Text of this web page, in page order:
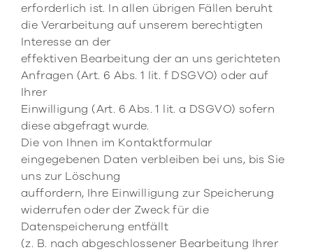
erforderlich ist. In allen übrigen Fällen beruht
die Verarbeitung auf unserem berechtigten
Interesse an der
effektiven Bearbeitung der an uns gerichteten
Anfragen (Art. 6 Abs. 1 lit. f DSGVO) oder auf
Ihrer
Einwilligung (Art. 6 Abs. 1 lit. a DSGVO) sofern
diese abgefragt wurde.
Die von Ihnen im Kontaktformular
eingegebenen Daten verbleiben bei uns, bis Sie
uns zur Löschung
auffordern, Ihre Einwilligung zur Speicherung
widerrufen oder der Zweck für die
Datenspeicherung entfällt
(z. B. nach abgeschlossener Bearbeitung Ihrer